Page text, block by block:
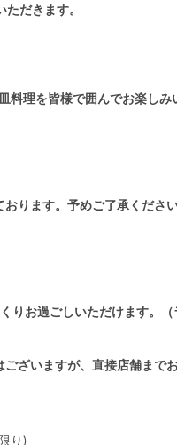
だきます。
料理を皆様で囲んでお楽しみ
ります。予めご了承ください
りお過ごしいただけます。（
ざいますが、直接店舗まで
り)